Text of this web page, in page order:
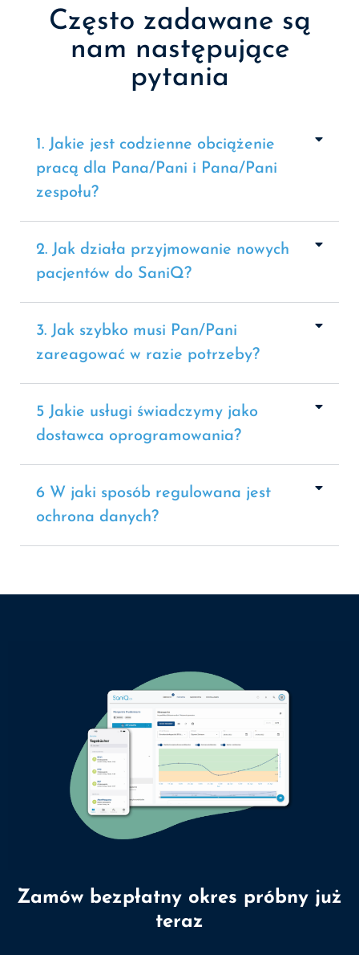
Często zadawane są
nam następujące
pytania
1. Jakie jest codzienne obciążenie
pracą dla Pana/Pani i Pana/Pani
zespołu?
2. Jak działa przyjmowanie nowych
pacjentów do SaniQ?
3. Jak szybko musi Pan/Pani
zareagować w razie potrzeby?
5 Jakie usługi świadczymy jako
dostawca oprogramowania?
6 W jaki sposób regulowana jest
ochrona danych?
Zamów bezpłatny okres próbny już
teraz